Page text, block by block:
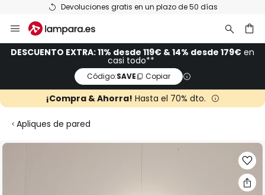
Devoluciones gratis en un plazo de 50 días
al
contenido
DESCUENTO EXTRA: 11% desde 119€ & 14% desde 179€ en
casi todo**
Código:SAVE Copiar
¡Compra & Ahorra! Hasta el 70% dto.
Apliques de pared
Saltar